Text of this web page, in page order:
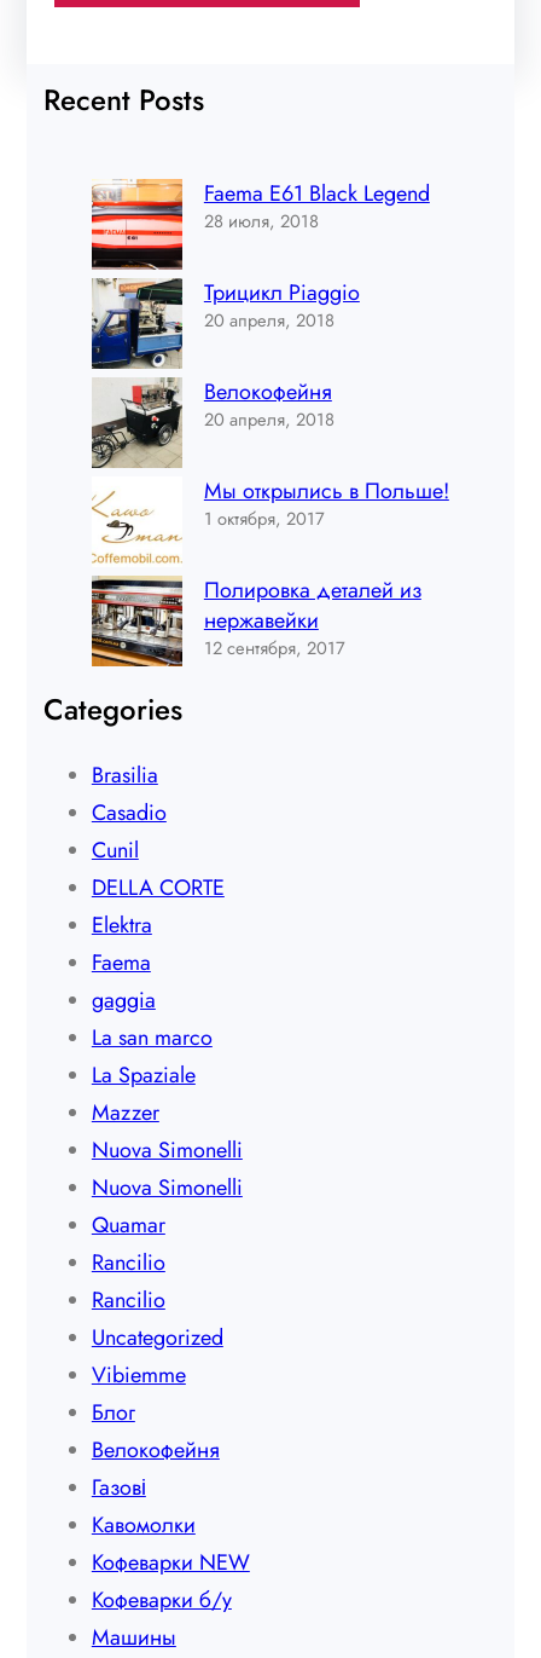
Recent Posts
Faema E61 Black Legend
28 июля, 2018
Трицикл Piaggio
20 апреля, 2018
Велокофейня
20 апреля, 2018
Мы открылись в Польше!
1 октября, 2017
Полировка деталей из
нержавейки
12 сентября, 2017
Categories
Brasilia
Casadio
Cunil
DELLA CORTE
Elektra
Faema
gaggia
La san marco
La Spaziale
Mazzer
Nuova Simonelli
Nuova Simonelli
Quamar
Rancilio
Rancilio
Uncategorized
Vibiemme
Блог
Велокофейня
Газові
Кавомолки
Кофеварки NEW
Кофеварки б/у
Машины